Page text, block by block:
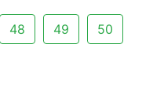
48 49 50